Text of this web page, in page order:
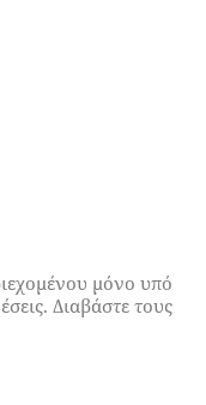
μόνο υπό
Διαβάστε τους